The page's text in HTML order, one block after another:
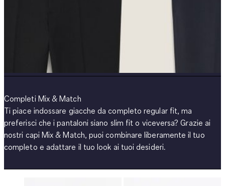
Completi Mix & Match
Ti piace indossare giacche da completo regular fit, ma
preferisci che i pantaloni siano slim fit o viceversa? Grazie ai
nostri capi Mix & Match, puoi combinare liberamente il tuo
completo e adattare il tuo look ai tuoi desideri.